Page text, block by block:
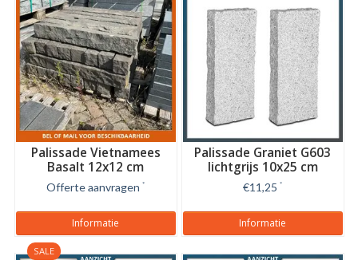
SALE
Palissade Vietnamees
Basalt 12x12 cm
Offerte aanvragen *
Informatie
Palissade Graniet G603
lichtgrijs 10x25 cm
€11,25 *
Informatie